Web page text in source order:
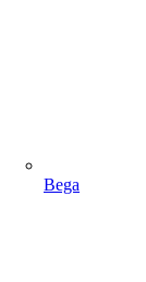
Bega